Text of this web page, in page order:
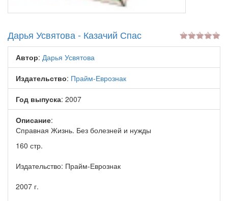
Дарья Усвятова - Казачий Спас
Автор: Дарья Усвятова
Издательство: Прайм-Еврознак
Год выпуска: 2007
Описание:
Справная Жизнь. Без болезней и нужды
160 стр.
Издательство: Прайм-Еврознак
2007 г.